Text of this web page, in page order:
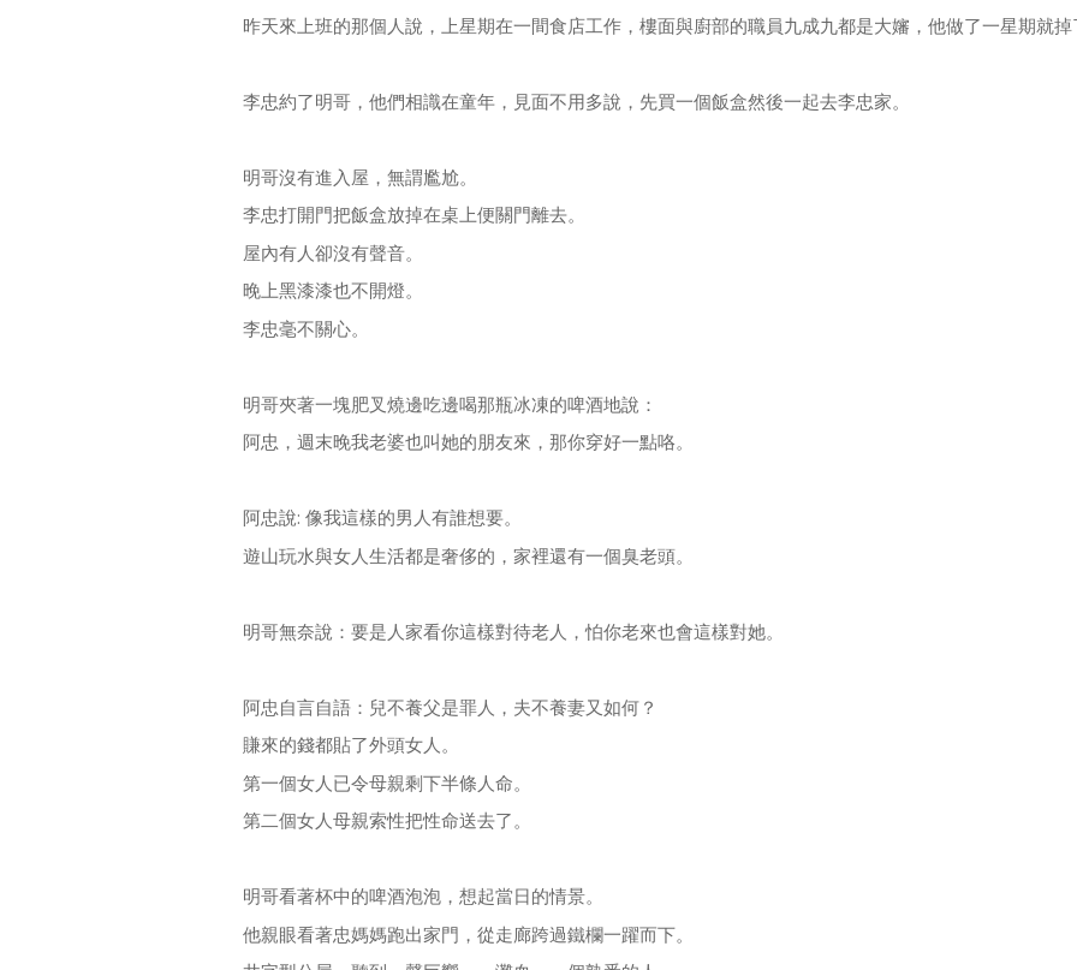
昨天來上班的那個人說，上星期在一間食店工作，樓面與廚部的職員九成九都是大嬸，他做了一星期就
李忠約了明哥，他們相識在童年，見面不用多說，先買一個飯盒然後一起去李忠家。
明哥沒有進入屋，無謂尷尬。
李忠打開門把飯盒放掉在桌上便關門離去。
屋內有人卻沒有聲音。
晚上黑漆漆也不開燈。
李忠毫不關心。
明哥夾著一塊肥叉燒邊吃邊喝那瓶冰凍的啤酒地說：
阿忠，週末晚我老婆也叫她的朋友來，那你穿好一點咯。
阿忠說: 像我這樣的男人有誰想要。
遊山玩水與女人生活都是奢侈的，家裡還有一個臭老頭。
明哥無奈說：要是人家看你這樣對待老人，怕你老來也會這樣對她。
阿忠自言自語：兒不養父是罪人，夫不養妻又如何？
賺來的錢都貼了外頭女人。
第一個女人已令母親剩下半條人命。
第二個女人母親索性把性命送去了。
明哥看著杯中的啤酒泡泡，想起當日的情景。
他親眼看著忠媽媽跑出家門，從走廊跨過鐵欄一躍而下。